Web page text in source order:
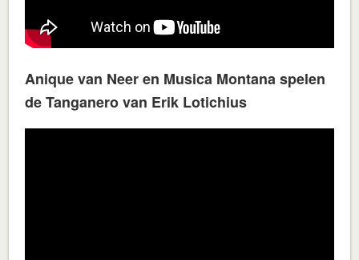
Anique van Neer en Musica Montana spelen
de Tanganero van Erik Lotichius